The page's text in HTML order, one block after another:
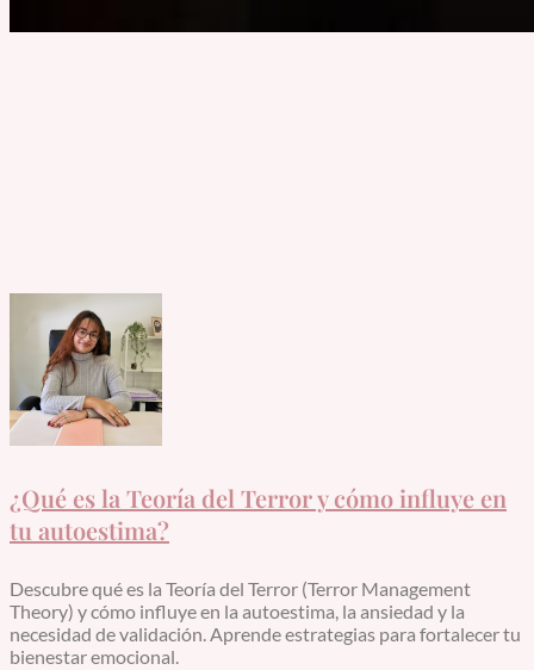
¿Qué es la Teoría del Terror y cómo influye en
tu autoestima?
Descubre qué es la Teoría del Terror (Terror Management
Theory) y cómo influye en la autoestima, la ansiedad y la
necesidad de validación. Aprende estrategias para fortalecer tu
bienestar emocional.